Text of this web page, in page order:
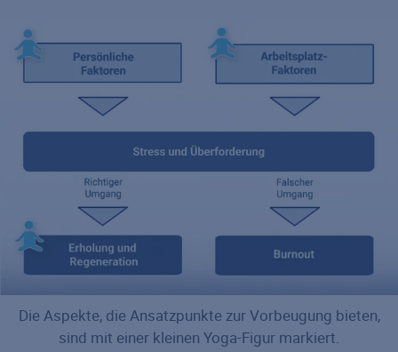
Die Aspekte, die Ansatzpunkte zur Vorbeugung bieten,
sind mit einer kleinen Yoga-Figur markiert.